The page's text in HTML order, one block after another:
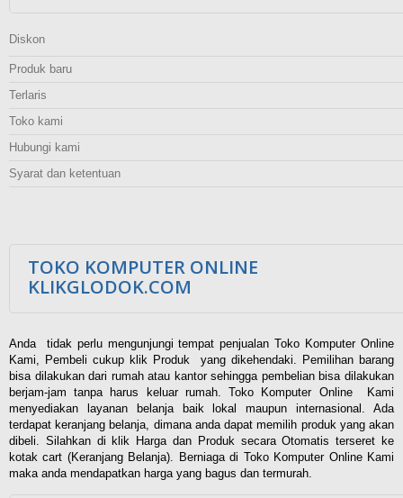
Diskon
Produk baru
Terlaris
Toko kami
Hubungi kami
Syarat dan ketentuan
TOKO KOMPUTER ONLINE
KLIKGLODOK.COM
Anda tidak perlu mengunjungi tempat penjualan Toko Komputer Online
Kami, Pembeli cukup klik Produk yang dikehendaki. Pemilihan barang
bisa dilakukan dari rumah atau kantor sehingga pembelian bisa dilakukan
berjam-jam tanpa harus keluar rumah. Toko Komputer Online Kami
menyediakan layanan belanja baik lokal maupun internasional. Ada
terdapat keranjang belanja, dimana anda dapat memilih produk yang akan
dibeli. Silahkan di klik Harga dan Produk secara Otomatis terseret ke
kotak cart (Keranjang Belanja). Berniaga di Toko Komputer Online Kami
maka anda mendapatkan harga yang bagus dan termurah.